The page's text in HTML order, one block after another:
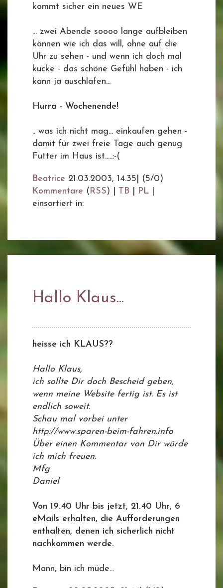
kommt sicher ein neues WE
... zwei Abende soooo lange aufbleiben
können wie ich das will, ohne auf die
Uhr zu sehen - und wenn ich doch mal
kucke - das schöne Gefühl haben - ich
kann ja auschlafen...
Hurra - Wochenende!
.. was ich nicht mag... einkaufen gehen -
damit für zwei freie Tage auch genug
Futter im Haus ist.....:-(
Beatrice 21.03.2003, 14.35
(5/0)
Kommentare (RSS) | TB PL
einsortiert in:
Hallo Klaus...
heisse ich KLAUS??
Hallo Klaus,
ich sollte Dir doch Bescheid geben,
wenn meine Website fertig ist. Es ist
endlich soweit.
Schau mal vorbei unter
http://www.sparen-beim-fahren.info
Über einen Kommentar von Dir würde
ich mich freuen.
Mfg
Daniel
Von 19.40 Uhr bis jetzt, 21.40 Uhr, 6
eMails erhalten, die Aufforderungen
enthalten, denen ich sicherlich nicht
nachkommen werde.
Mann, bin ich müde...